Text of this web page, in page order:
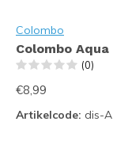
Colombo
Colombo
(0)
€8,99
Artikelcode: dis-